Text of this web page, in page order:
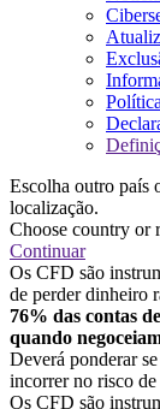
Escolha outro país
localização.
Choose country or
Continuar
Os CFD são
de perder dinheiro
76% das contas
quando
Deverá ponderar
incorrer no risco
Os CFD são